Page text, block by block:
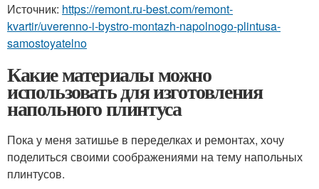
Источник: https://remont.ru-best.com/remont-
kvartir/uverenno-i-bystro-montazh-napolnogo-plintusa-
samostoyatelno
Какие материалы можно
использовать для изготовления
напольного плинтуса
Пока у меня затишье в переделках и ремонтах, хочу
поделиться своими соображениями на тему напольных
плинтусов.